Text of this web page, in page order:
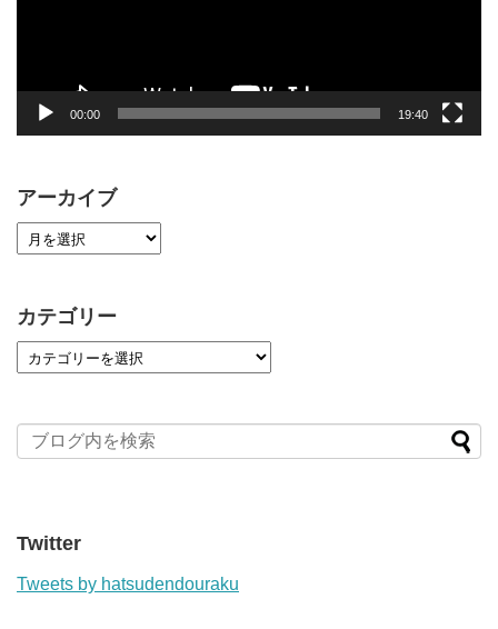
00:00 19:40
アーカイブ
カテゴリー
Twitter
Tweets by hatsudendouraku